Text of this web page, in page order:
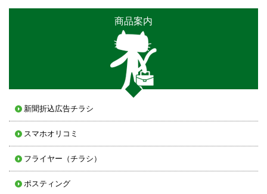
商品案内
新聞折込広告チラシ
スマホオリコミ
フライヤー（チラシ）
ポスティング